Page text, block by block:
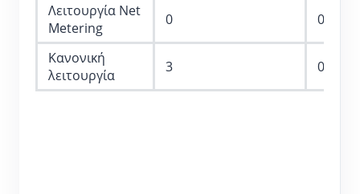
Λειτουργία Net
Metering
0 0
Κανονική
λειτουργία
3 0.9